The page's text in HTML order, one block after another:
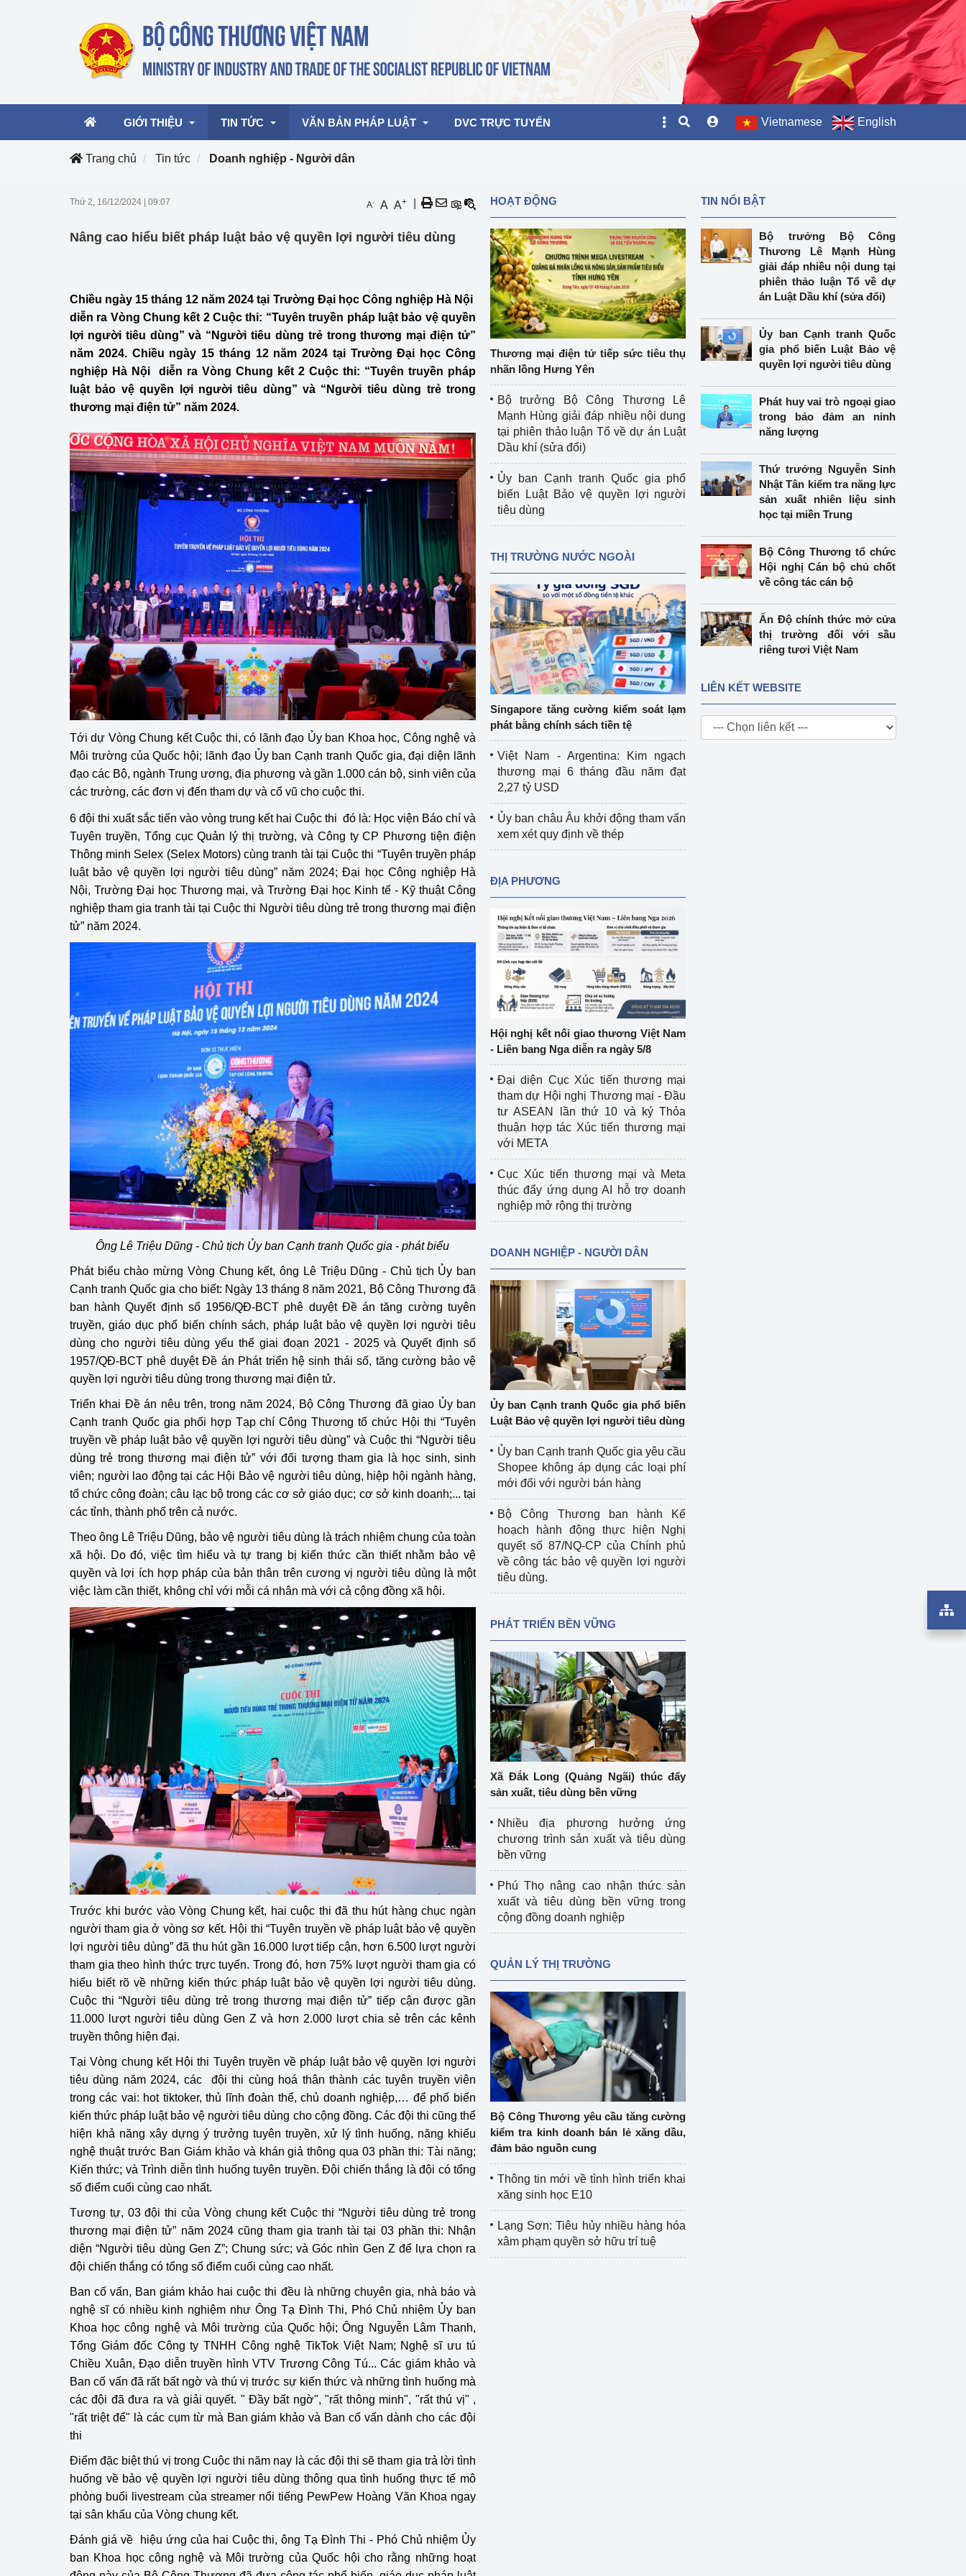
GIỚI THIỆU TIN TỨC
Hoạt động của Lãnh đạo Bộ
mại, Dịch vụ Việt Nam 2026
Hoạt động của Bộ trưởng
Công Thương - Công luận
Họp báo
Thông cáo báo chí
Điểm báo
Chuyển đổi số
Lịch sử phát triển
Phát triển nguồn nhân lực
Phát triển bền vững
Tổ chức kiểm định
Tổ chức kiểm định kỹ thuật an toàn lao
động thuộc thẩm quyền quản lý của
Bộ Công Thương
Tổ chức được cấp GCN đăng ký, hoạt
động kiểm định thiết bị, dụng cụ điện
làm việc ở môi trường không có nguy
hiểm khí, bụi nổ
Cơ sở sản xuất, sửa chữa chai chứa
LPG
Tổ chức huấn luyện, bồi dưỡng
nghiệp vụ kiểm định kỹ thuật an toàn
lao động
Văn hóa ngành Công Thương
Tái cơ cấu ngành Công Thương
Quản lý thị trường
Sử dụng năng lượng tiết kiệm và
hiệu quả
Hiệu quả năng lượng
Khoa học, công nghệ và đổi mới sáng
tạo
Thông báo
Bảo vệ môi trường Video bảo vệ môi trường
Album ảnh bảo vệ môi trường
Văn bản về môi trường
Đọc báo giúp bạn
Bảo vệ nền tảng tư tưởng của Đảng
Doanh nghiệp - Người dân
Xúc tiến thương mại Khu vực miền Bắc
Khu vực miền Trung
Thị trường nước ngoàiHiệp định EVFTA
Thị trường châu Âu – châu Mỹ
Ngành Công Thương đưa nghị quyết
Đại hội XIV của Đảng vào cuộc sống
Phát triển công nghiệpCông nghiệp nền tảng
Sản xuất công nghiệp
Phát triển năng lượng
VĂN BẢN PHÁP LUẬT DVC TRỰC TUYẾN Vietnamese English
Trang chủ Tin tức Doanh nghiệp - Người dân
Thứ 2, 16/12/2024 09:07 A- A A+
Nâng cao hiểu biết pháp luật bảo vệ quyền lợi người tiêu dùng
Chiều ngày 15 tháng 12 năm 2024 tại Trường Đại học Công nghiệp Hà Nội
diễn ra Vòng Chung kết 2 Cuộc thi: “Tuyên truyền pháp luật bảo vệ quyền
lợi người tiêu dùng” và “Người tiêu dùng trẻ trong thương mại điện tử”
năm 2024. Chiều ngày 15 tháng 12 năm 2024 tại Trường Đại học Công
nghiệp Hà Nội diễn ra Vòng Chung kết 2 Cuộc thi: “Tuyên truyền pháp
luật bảo vệ quyền lợi người tiêu dùng” và “Người tiêu dùng trẻ trong
thương mại điện tử” năm 2024.
Tới dự Vòng Chung kết Cuộc thi, có lãnh đạo Ủy ban Khoa học, Công nghệ và
Môi trường của Quốc hội; lãnh đạo Ủy ban Cạnh tranh Quốc gia, đại diện lãnh
đạo các Bộ, ngành Trung ương, địa phương và gần 1.000 cán bộ, sinh viên của
các trường, các đơn vị đến tham dự và cổ vũ cho cuộc thi.
6 đội thi xuất sắc tiến vào vòng trung kết hai Cuộc thi đó là: Học viện Báo chí và
Tuyên truyền, Tổng cục Quản lý thị trường, và Công ty CP Phương tiện điện
Thông minh Selex (Selex Motors) cùng tranh tài tại Cuộc thi “Tuyên truyền pháp
luật bảo vệ quyền lợi người tiêu dùng” năm 2024; Đại học Công nghiệp Hà
Nội, Trường Đại học Thương mại, và Trường Đại học Kinh tế - Kỹ thuật Công
nghiệp tham gia tranh tài tại Cuộc thi Người tiêu dùng trẻ trong thương mại điện
tử” năm 2024.
Ông Lê Triệu Dũng - Chủ tịch Ủy ban Cạnh tranh Quốc gia - phát biểu
Phát biểu chào mừng Vòng Chung kết, ông Lê Triệu Dũng - Chủ tịch Ủy ban
Cạnh tranh Quốc gia cho biết: Ngày 13 tháng 8 năm 2021, Bộ Công Thương đã
ban hành Quyết định số 1956/QĐ-BCT phê duyệt Đề án tăng cường tuyên
truyền, giáo dục phổ biến chính sách, pháp luật bảo vệ quyền lợi người tiêu
dùng cho người tiêu dùng yếu thế giai đoạn 2021 - 2025 và Quyết định số
1957/QĐ-BCT phê duyệt Đề án Phát triển hệ sinh thái số, tăng cường bảo vệ
quyền lợi người tiêu dùng trong thương mại điện tử.
Triển khai Đề án nêu trên, trong năm 2024, Bộ Công Thương đã giao Ủy ban
Cạnh tranh Quốc gia phối hợp Tạp chí Công Thương tổ chức Hội thi “Tuyên
truyền về pháp luật bảo vệ quyền lợi người tiêu dùng” và Cuộc thi “Người tiêu
dùng trẻ trong thương mại điện tử” với đối tượng tham gia là học sinh, sinh
viên; người lao động tại các Hội Bảo vệ người tiêu dùng, hiệp hội ngành hàng,
tổ chức công đoàn; câu lạc bộ trong các cơ sở giáo dục; cơ sở kinh doanh;... tại
các tỉnh, thành phố trên cả nước.
Theo ông Lê Triệu Dũng, bảo vệ người tiêu dùng là trách nhiệm chung của toàn
xã hội. Do đó, việc tìm hiểu và tự trang bị kiến thức cần thiết nhằm bảo vệ
quyền và lợi ích hợp pháp của bản thân trên cương vị người tiêu dùng là một
việc làm cần thiết, không chỉ với mỗi cá nhân mà với cả cộng đồng xã hội.
Trước khi bước vào Vòng Chung kết, hai cuộc thi đã thu hút hàng chục ngàn
người tham gia ở vòng sơ kết. Hội thi “Tuyên truyền về pháp luật bảo vệ quyền
lợi người tiêu dùng” đã thu hút gần 16.000 lượt tiếp cận, hơn 6.500 lượt người
tham gia theo hình thức trực tuyến. Trong đó, hơn 75% lượt người tham gia có
hiểu biết rõ về những kiến thức pháp luật bảo vệ quyền lợi người tiêu dùng.
Cuộc thi “Người tiêu dùng trẻ trong thương mại điện tử” tiếp cận được gần
11.000 lượt người tiêu dùng Gen Z và hơn 2.000 lượt chia sẻ trên các kênh
truyền thông hiện đại.
Tại Vòng chung kết Hội thi Tuyên truyền về pháp luật bảo vệ quyền lợi người
tiêu dùng năm 2024, các đội thi cùng hoá thân thành các tuyên truyền viên
trong các vai: hot tiktoker, thủ lĩnh đoàn thể, chủ doanh nghiệp,… để phố biến
kiến thức pháp luật bảo vệ người tiêu dùng cho cộng đồng. Các đội thi cũng thể
hiện khả năng xây dựng ý trưởng tuyên truyền, xử lý tình huống, năng khiếu
nghệ thuật trước Ban Giám khảo và khán giả thông qua 03 phần thi: Tài năng;
Kiến thức; và Trình diễn tình huống tuyên truyền. Đội chiến thắng là đội có tổng
số điểm cuối cùng cao nhất.
Tương tự, 03 đội thi của Vòng chung kết Cuộc thi “Người tiêu dùng trẻ trong
thương mại điện tử” năm 2024 cũng tham gia tranh tài tại 03 phần thi: Nhận
diện “Người tiêu dùng Gen Z”; Chung sức; và Góc nhìn Gen Z để lựa chọn ra
đội chiến thắng có tổng số điểm cuối cùng cao nhất.
Ban cố vấn, Ban giám khảo hai cuộc thi đều là những chuyên gia, nhà báo và
nghệ sĩ có nhiều kinh nghiệm như Ông Tạ Đình Thi, Phó Chủ nhiệm Ủy ban
Khoa học công nghệ và Môi trường của Quốc hội; Ông Nguyễn Lâm Thanh,
Tổng Giám đốc Công ty TNHH Công nghệ TikTok Việt Nam; Nghệ sĩ ưu tú
Chiều Xuân, Đạo diễn truyền hình VTV Trương Công Tú... Các giám khảo và
Ban cố vấn đã rất bất ngờ và thú vị trước sự kiến thức và những tình huống mà
các đội đã đưa ra và giải quyết. " Đầy bất ngờ", "rất thông minh", "rất thú vị" ,
"rất triệt để" là các cụm từ mà Ban giám khảo và Ban cố vấn dành cho các đội
thi
Điểm đặc biệt thú vị trong Cuộc thi năm nay là các đội thi sẽ tham gia trả lời tình
huống về bảo vệ quyền lợi người tiêu dùng thông qua tình huống thực tế mô
phỏng buổi livestream của streamer nổi tiếng PewPew Hoàng Văn Khoa ngay
tại sân khấu của Vòng chung kết.
Đánh giá về hiệu ứng của hai Cuộc thi, ông Tạ Đình Thi - Phó Chủ nhiệm Ủy
ban Khoa học công nghệ và Môi trường của Quốc hội cho rằng những hoạt
HOẠT ĐỘNG
Thương mại điện tử tiếp sức tiêu thụ
nhãn lồng Hưng Yên
Bộ trưởng Bộ Công Thương Lê
Mạnh Hùng giải đáp nhiều nội dung
tại phiên thảo luận Tổ về dự án Luật
Dầu khí (sửa đổi)
Ủy ban Cạnh tranh Quốc gia phổ
biến Luật Bảo vệ quyền lợi người
tiêu dùng
THỊ TRƯỜNG NƯỚC NGOÀI
Singapore tăng cường kiểm soát lạm
phát bằng chính sách tiền tệ
Việt Nam - Argentina: Kim ngạch
thương mại 6 tháng đầu năm đạt
2,27 tỷ USD
Ủy ban châu Âu khởi động tham vấn
xem xét quy định về thép
ĐỊA PHƯƠNG
Hội nghị kết nối giao thương Việt Nam
- Liên bang Nga diễn ra ngày 5/8
Đại diện Cục Xúc tiến thương mại
tham dự Hội nghị Thương mại - Đầu
tư ASEAN lần thứ 10 và ký Thỏa
thuận hợp tác Xúc tiến thương mại
với META
Cục Xúc tiến thương mại và Meta
thúc đẩy ứng dụng AI hỗ trợ doanh
nghiệp mở rộng thị trường
DOANH NGHIỆP - NGƯỜI DÂN
Ủy ban Cạnh tranh Quốc gia phổ biến
Luật Bảo vệ quyền lợi người tiêu dùng
Ủy ban Cạnh tranh Quốc gia yêu cầu
Shopee không áp dụng các loại phí
mới đối với người bán hàng
Bộ Công Thương ban hành Kế
hoạch hành động thực hiện Nghị
quyết số 87/NQ-CP của Chính phủ
về công tác bảo vệ quyền lợi người
tiêu dùng.
PHÁT TRIỂN BỀN VỮNG
Xã Đắk Long (Quảng Ngãi) thúc đẩy
sản xuất, tiêu dùng bền vững
Nhiều địa phương hưởng ứng
chương trình sản xuất và tiêu dùng
bền vững
Phú Thọ nâng cao nhận thức sản
xuất và tiêu dùng bền vững trong
cộng đồng doanh nghiệp
QUẢN LÝ THỊ TRƯỜNG
Bộ Công Thương yêu cầu tăng cường
kiểm tra kinh doanh bán lẻ xăng dầu,
đảm bảo nguồn cung
Thông tin mới về tình hình triển khai
xăng sinh học E10
Lạng Sơn: Tiêu hủy nhiều hàng hóa
xâm phạm quyền sở hữu trí tuệ
TIN NỔI BẬT
Bộ trưởng Bộ Công
Thương Lê Mạnh Hùng
giải đáp nhiều nội dung tại
phiên thảo luận Tổ về dự
án Luật Dầu khí (sửa đổi)
Ủy ban Cạnh tranh Quốc
gia phổ biến Luật Bảo vệ
quyền lợi người tiêu dùng
Phát huy vai trò ngoại giao
trong bảo đảm an ninh
năng lượng
Thứ trưởng Nguyễn Sinh
Nhật Tân kiểm tra năng lực
sản xuất nhiên liệu sinh
học tại miền Trung
Bộ Công Thương tổ chức
Hội nghị Cán bộ chủ chốt
về công tác cán bộ
Ấn Độ chính thức mở cửa
thị trường đối với sầu
riêng tươi Việt Nam
LIÊN KẾT WEBSITE